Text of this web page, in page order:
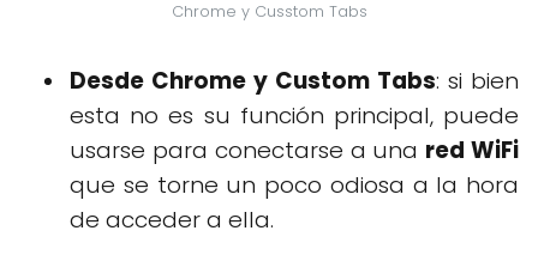
Chrome y Cusstom Tabs
Desde Chrome y Custom Tabs: si bien
esta no es su función principal, puede
usarse para conectarse a una red WiFi
que se torne un poco odiosa a la hora
de acceder a ella.